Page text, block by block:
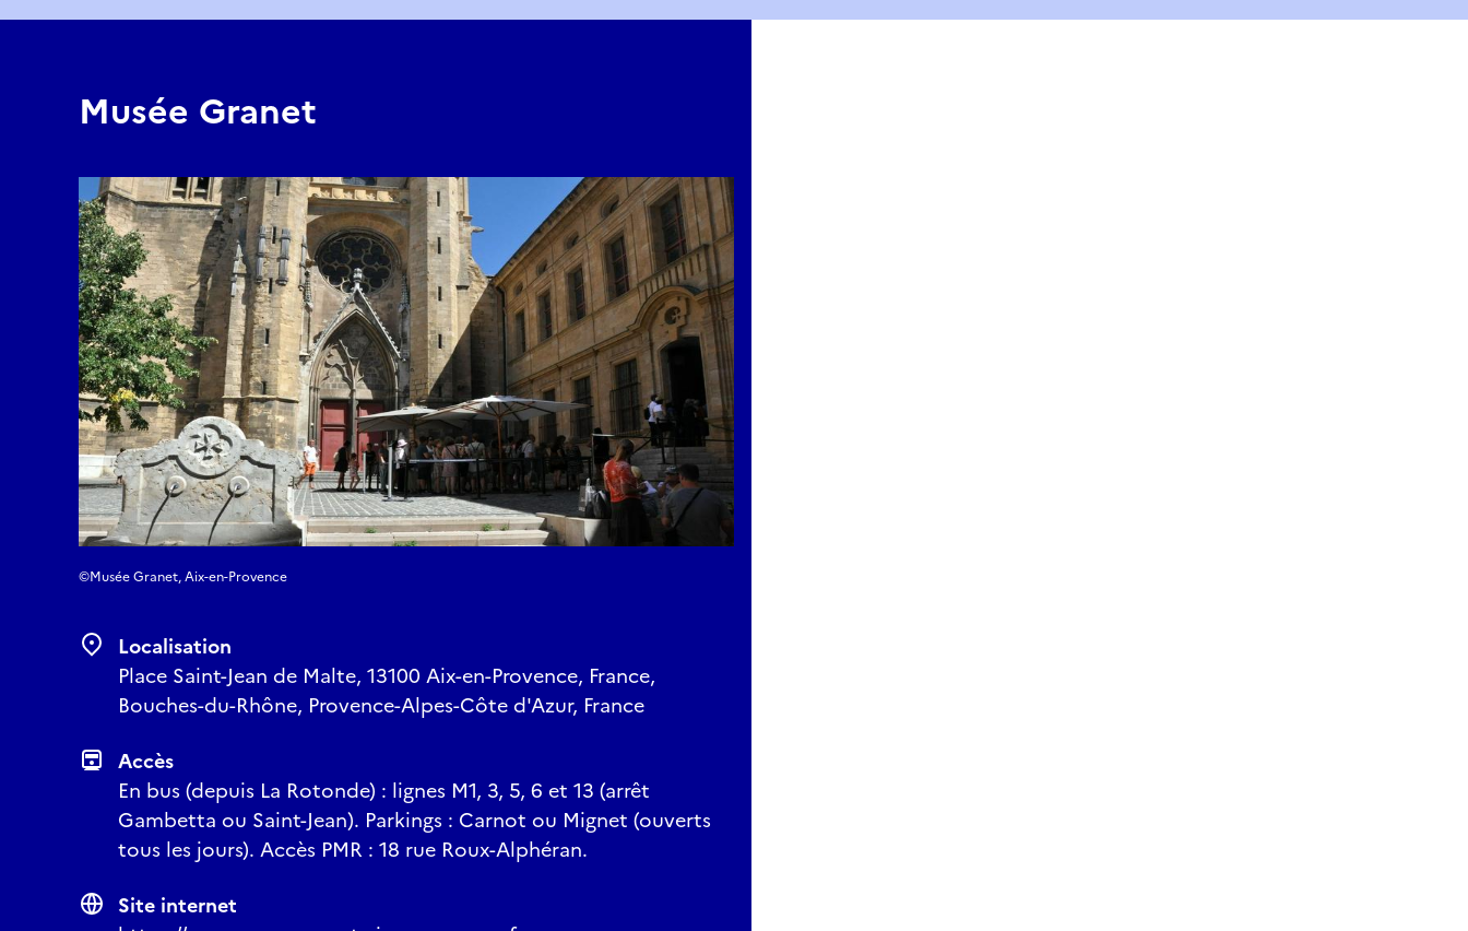
Musée Granet
©Musée Granet, Aix-en-Provence
Localisation
Place Saint-Jean de Malte, 13100 Aix-en-Provence, France,
Bouches-du-Rhône, Provence-Alpes-Côte d'Azur, France
Accès
En bus (depuis La Rotonde) : lignes M1, 3, 5, 6 et 13 (arrêt
Gambetta ou Saint-Jean). Parkings : Carnot ou Mignet (ouverts
tous les jours). Accès PMR : 18 rue Roux-Alphéran.
Site internet